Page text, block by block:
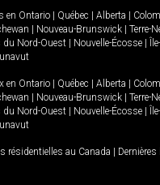
en Ontario | Québec | Alberta |
| Nouveau-Brunswick | Terre-
du Nord-Ouest | Nouvelle-Écosse |
en Ontario | Québec | Alberta |
| Nouveau-Brunswick | Terre-
du Nord-Ouest | Nouvelle-Écosse |
résidentielles au Canada |